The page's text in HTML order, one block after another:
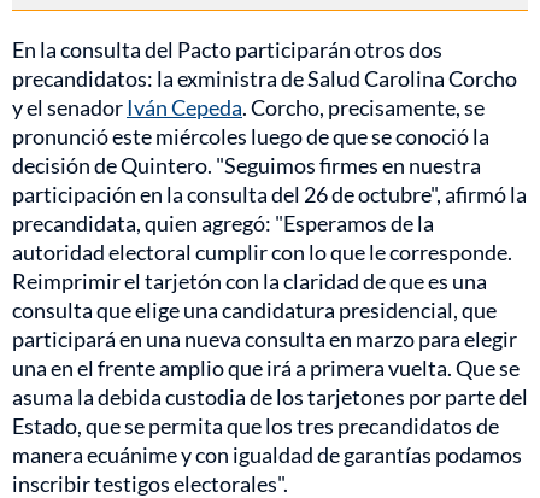
En la consulta del Pacto participarán otros dos
precandidatos: la exministra de Salud Carolina Corcho
y el senadorIván Cepeda. Corcho, precisamente, se
pronunció este miércoles luego de que se conoció la
decisión de Quintero. "Seguimos firmes en nuestra
participación en la consulta del 26 de octubre", afirmó la
precandidata, quien agregó: "Esperamos de la
autoridad electoral cumplir con lo que le corresponde.
Reimprimir el tarjetón con la claridad de que es una
consulta que elige una candidatura presidencial, que
participará en una nueva consulta en marzo para elegir
una en el frente amplio que irá a primera vuelta. Que se
asuma la debida custodia de los tarjetones por parte del
Estado, que se permita que los tres precandidatos de
manera ecuánime y con igualdad de garantías podamos
inscribir testigos electorales".